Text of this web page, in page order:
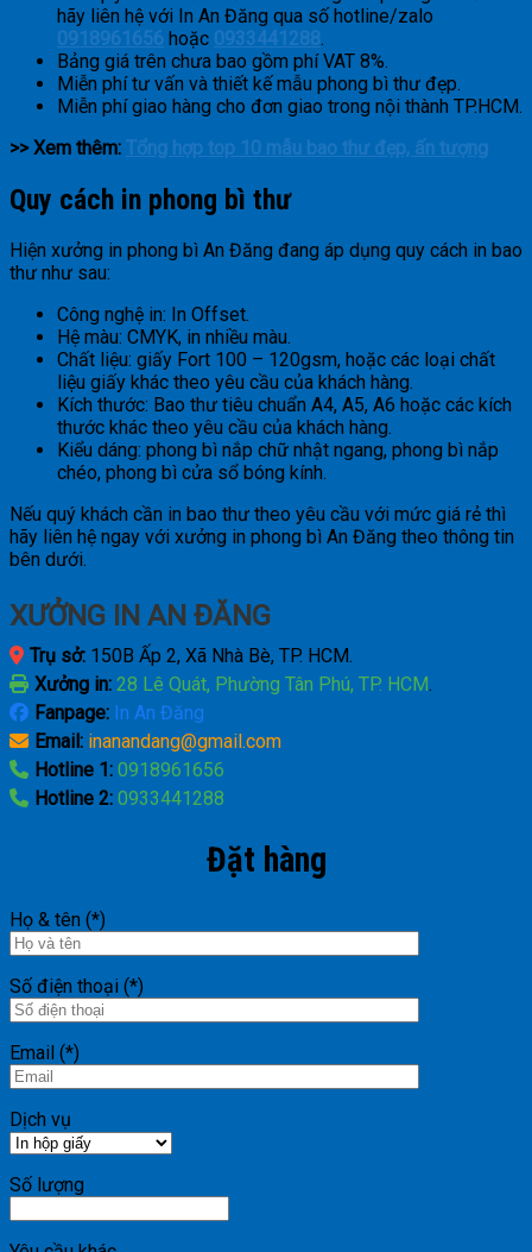
hãy liên hệ với In An Đăng qua số hotline/zalo
0918961656 hoặc 0933441288.
Bảng giá trên chưa bao gồm phí VAT 8%.
Miễn phí tư vấn và thiết kế mẫu phong bì thư đẹp.
Miễn phí giao hàng cho đơn giao trong nội thành TP.HCM.
>> Xem thêm: Tổng hợp top 10 mẫu bao thư đẹp, ấn tượng
Quy cách in phong bì thư
Hiện xưởng in phong bì An Đăng đang áp dụng quy cách in bao
thư như sau:
Công nghệ in: In Offset.
Hệ màu: CMYK, in nhiều màu.
Chất liệu: giấy Fort 100 – 120gsm, hoặc các loại chất
liệu giấy khác theo yêu cầu của khách hàng.
Kích thước: Bao thư tiêu chuẩn A4, A5, A6 hoặc các kích
thước khác theo yêu cầu của khách hàng.
Kiểu dáng: phong bì nắp chữ nhật ngang, phong bì nắp
chéo, phong bì cửa sổ bóng kính.
Nếu quý khách cần in bao thư theo yêu cầu với mức giá rẻ thì
hãy liên hệ ngay với xưởng in phong bì An Đăng theo thông tin
bên dưới.
XƯỞNG IN AN ĐĂNG
Trụ sở: 150B Ấp 2, Xã Nhà Bè, TP. HCM.
Xưởng in: 28 Lê Quát, Phường Tân Phú, TP. HCM.
Fanpage: In An Đăng
Email: inanandang@gmail.com
Hotline 1: 0918961656
Hotline 2: 0933441288
Đặt hàng
Họ & tên (*)
Số điện thoại (*)
Email (*)
Dịch vụ
Số lượng